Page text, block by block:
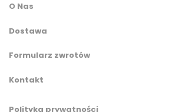
O Nas
Dostawa
Formularz zwrotów
Kontakt
Polityka prywatności